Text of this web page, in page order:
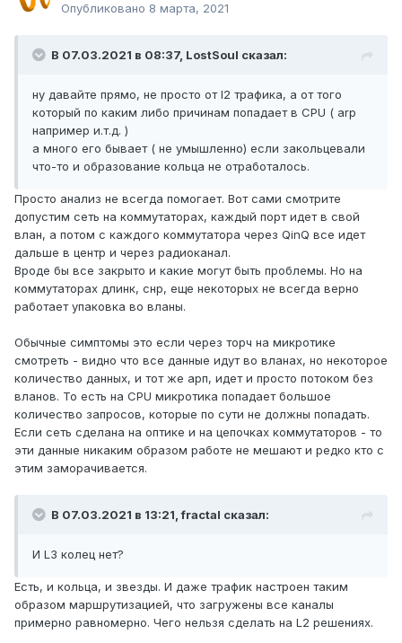
Опубликовано 8 марта, 2021
В 07.03.2021 в 08:37, LostSoul сказал:
ну давайте прямо, не просто от l2 трафика, а от того
который по каким либо причинам попадает в CPU ( arp
например и.т.д. )
а много его бывает ( не умышленно) если закольцевали
что-то и образование кольца не отработалось.
Просто анализ не всегда помогает. Вот сами смотрите
допустим сеть на коммутаторах, каждый порт идет в свой
влан, а потом с каждого коммутатора через QinQ все идет
дальше в центр и через радиоканал.
Вроде бы все закрыто и какие могут быть проблемы. Но на
коммутаторах длинк, снр, еще некоторых не всегда верно
работает упаковка во вланы.
Обычные симптомы это если через торч на микротике
смотреть - видно что все данные идут во вланах, но некоторое
количество данных, и тот же арп, идет и просто потоком без
вланов. То есть на CPU микротика попадает большое
количество запросов, которые по сути не должны попадать.
Если сеть сделана на оптике и на цепочках коммутаторов - то
эти данные никаким образом работе не мешают и редко кто с
этим заморачивается.
В 07.03.2021 в 13:21,fractal сказал:
И L3 колец нет?
Есть, и кольца, и звезды. И даже трафик настроен таким
образом маршрутизацией, что загружены все каналы
примерно равномерно. Чего нельзя сделать на L2 решениях.